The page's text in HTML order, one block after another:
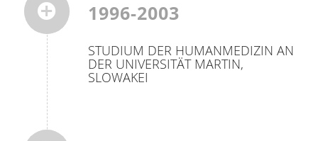
1996-2003
STUDIUM DER HUMANMEDIZIN AN
DER UNIVERSITÄT MARTIN,
SLOWAKEI